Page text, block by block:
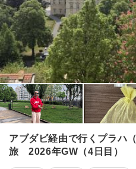
ブ
デ
ィ
ェ
ヨ
ヴ
ィ
ツ
ェ
ル
チ
アブダビ経由で行くプラハ
旅 2026年GW（4日目）